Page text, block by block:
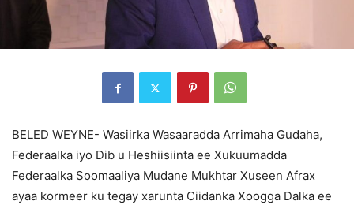
BELED WEYNE- Wasiirka Wasaaradda Arrimaha Gudaha,
Federaalka iyo Dib u Heshiisiinta ee Xukuumadda
Federaalka Soomaaliya Mudane Mukhtar Xuseen Afrax
ayaa kormeer ku tegay xarunta Ciidanka Xoogga Dalka ee